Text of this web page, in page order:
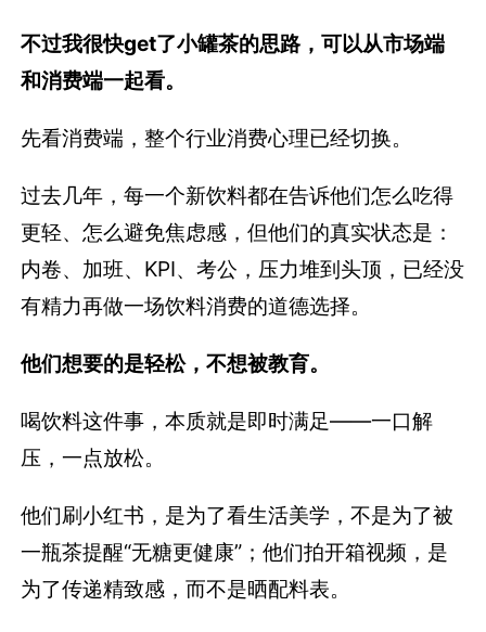
不过我很快get了小罐茶的思路，可以从市场端
和消费端一起看。
先看消费端，整个行业消费心理已经切换。
过去几年，每一个新饮料都在告诉他们怎么吃得
更轻、怎么避免焦虑感，但他们的真实状态是：
内卷、加班、KPI、考公，压力堆到头顶，已经没
有精力再做一场饮料消费的道德选择。
他们想要的是轻松，不想被教育。
喝饮料这件事，本质就是即时满足——一口解
压，一点放松。
他们刷小红书，是为了看生活美学，不是为了被
一瓶茶提醒“无糖更健康”；他们拍开箱视频，是
为了传递精致感，而不是晒配料表。